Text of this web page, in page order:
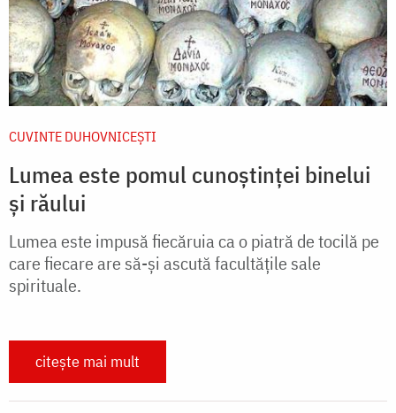
CUVINTE DUHOVNICEȘTI
Lumea este pomul cunoştinţei binelui
şi răului
Lumea este impusă fiecăruia ca o piatră de tocilă pe
care fiecare are să-şi ascută facultăţile sale
spirituale.
citește mai mult